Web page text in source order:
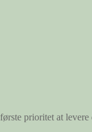
prioritet at